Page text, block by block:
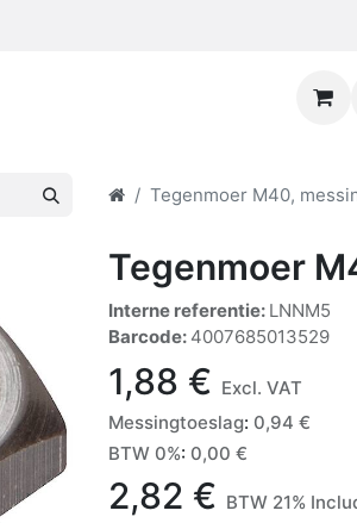
Tegenmoer M40,
Tegenmoer
Interne referentie: LNNM5
Barcode: 4007685013529
1,88 € Excl. VAT
Messingtoeslag: 0,94 €
BTW 0%: 0,00 €
2,82 € BTW 21%